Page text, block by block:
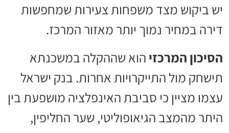
יש ביקוש מצד משפחות צעירות שמחפשות
דירה במחיר נמוך יותר מאזור המרכז.
הסיכון המרכזי הוא שההקלה במשכנתא
תישחק מול התייקרויות אחרות. בנק ישראל
עצמו מציין כי סביבת האינפלציה מושפעת בין
היתר מהמצב הגיאופוליטי, שער החליפין,